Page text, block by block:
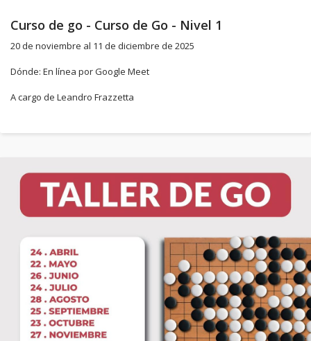
Curso de go - Curso de Go - Nivel 1
20 de noviembre al 11 de diciembre de 2025
Dónde: En línea por Google Meet
A cargo de Leandro Frazzetta